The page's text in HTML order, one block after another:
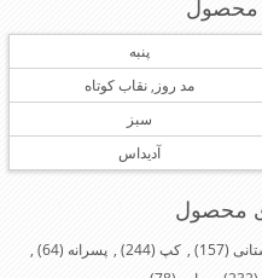
پنبه
مد روز, نقاب کوتاه
سبز
آدیداس
محصول
(157)
, کپ (244)
, پسرانه (64)
,